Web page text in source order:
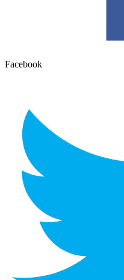
Facebook